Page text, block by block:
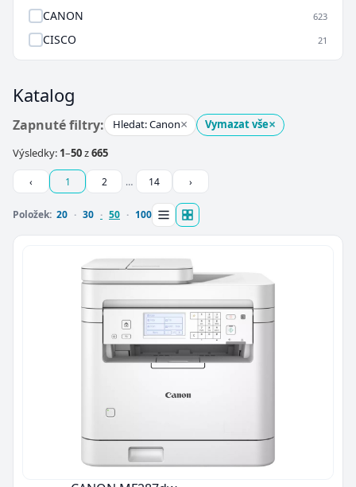
CANON 623
CISCO 21
Katalog
Zapnuté filtry: Hledat: Canon× Vymazat vše×
Výsledky: 1–50z665
‹ 1 2 … 14 ›
Položek: 20 30 50 100